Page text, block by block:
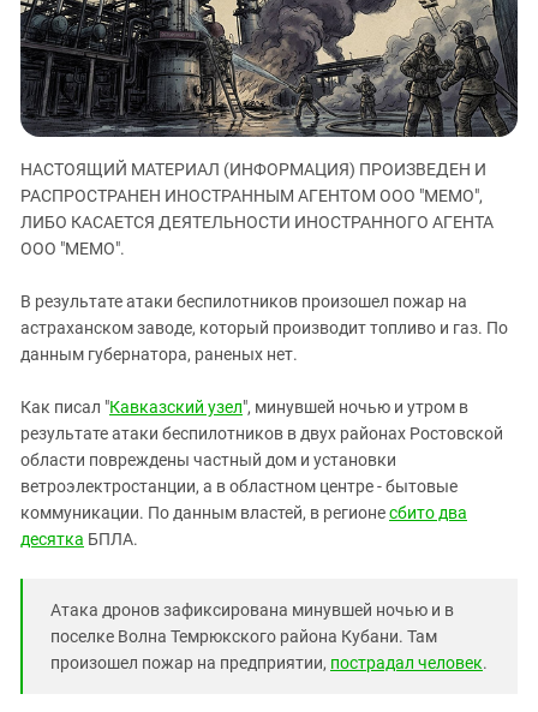
ЗАСТАВЛЯЕТ
КАВКАЗ ЗА ПАЛЕСТИНУ
ИНАКОМЫСЛИЕ В ЧЕЧНЕ
ПРЕСЛЕДОВАНИЕ АКТИВИСТОВ
МОБИЛИЗАЦИЯ И ПРОТЕСТЫ
Дагестан
Ингушетия
Кабардино-Балкария
Калмыкия
Карачаево-Черкесия
Краснодарский край
Нагорный Карабах
Северная Осетия - Алания
Ставропольский край
Чечня
Южный Кавказ
НАСТОЯЩИЙ МАТЕРИАЛ (ИНФОРМАЦИЯ) ПРОИЗВЕДЕН И
РАСПРОСТРАНЕН ИНОСТРАННЫМ АГЕНТОМ ООО "МЕМО",
ЛИБО КАСАЕТСЯ ДЕЯТЕЛЬНОСТИ ИНОСТРАННОГО АГЕНТА
ООО "МЕМО".
В результате атаки беспилотников произошел пожар на
астраханском заводе, который производит топливо и газ. По
данным губернатора, раненых нет.
Как писал "Кавказский узел", минувшей ночью и утром в
результате атаки беспилотников в двух районах Ростовской
области повреждены частный дом и установки
ветроэлектростанции, а в областном центре - бытовые
коммуникации. По данным властей, в регионесбито два
десятка БПЛА.
Атака дронов зафиксирована минувшей ночью и в
поселке Волна Темрюкского района Кубани. Там
произошел пожар на предприятии, пострадал человек.